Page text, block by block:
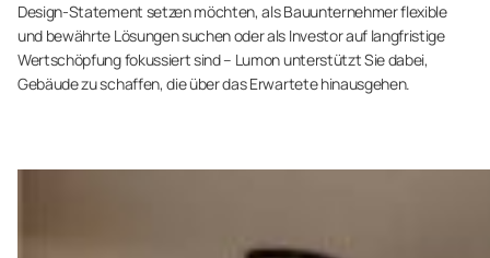
Design-Statement setzen möchten, als Bauunternehmer flexible
und bewährte Lösungen suchen oder als Investor auf langfristige
Wertschöpfung fokussiert sind – Lumon unterstützt Sie dabei,
Gebäude zu schaffen, die über das Erwartete hinausgehen.